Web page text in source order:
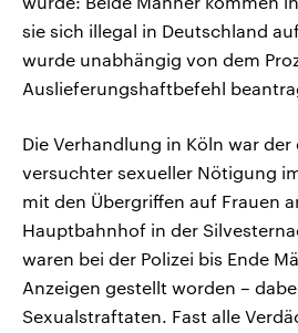
sie sich illegal in Deutschland
wurde unabhängig von dem
Auslieferungshaftbefehl
Die Verhandlung in Köln war der
versuchter sexueller Nötigung
mit den Übergriffen auf Frauen
Hauptbahnhof in der
waren bei der Polizei bis Ende
Anzeigen gestellt worden –
Sexualstraftaten. Fast alle